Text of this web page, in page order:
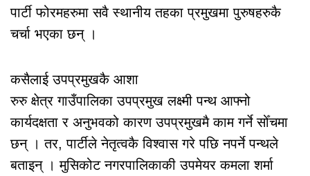
पार्टी फोरमहरुमा सवै स्थानीय तहका प्रमुखमा पुरुषहरुकै
चर्चा भएका छन् ।
कसैलाई उपप्रमुखकै आशा
रुरु क्षेत्र गाउँपालिका उपप्रमुख लक्ष्मी पन्थ आफ्नो
कार्यदक्षता र अनुभवको कारण उपप्रमुखमै काम गर्ने सोँचमा
छन् । तर, पार्टीले नेतृत्वकै विश्वास गरे पछि नपर्ने पन्थले
बताइन् । मुसिकोट नगरपालिकाकी उपमेयर कमला शर्मा